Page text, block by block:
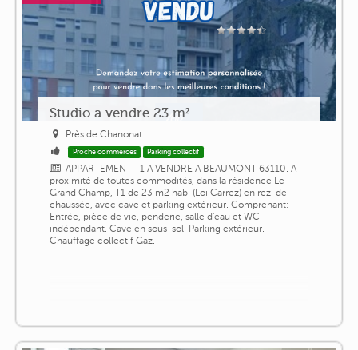
Studio a vendre 23 m²
Près de Chanonat
Proche commerces Parking collectif
APPARTEMENT T1 A VENDRE A BEAUMONT 63110. A
proximité de toutes commodités, dans la résidence Le
Grand Champ, T1 de 23 m2 hab. (Loi Carrez) en rez-de-
chaussée, avec cave et parking extérieur. Comprenant:
Entrée, pièce de vie, penderie, salle d'eau et WC
indépendant. Cave en sous-sol. Parking extérieur.
Chauffage collectif Gaz.